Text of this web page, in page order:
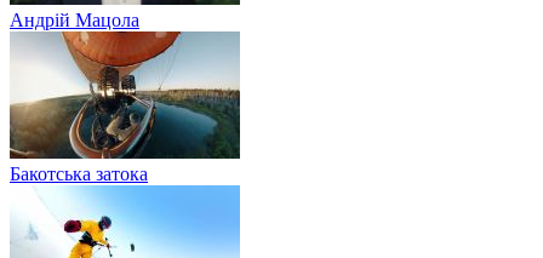
Андрій Мацола
Бакотська затока